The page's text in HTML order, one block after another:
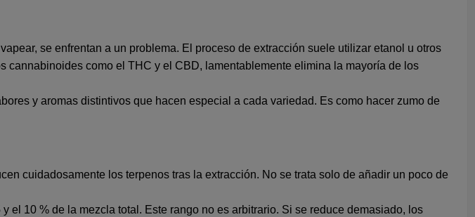
se enfrentan a un problema. El proceso de extracción suele utilizar etanol u otros
como el THC y el CBD, lamentablemente elimina la mayoría de los
y aromas distintivos que hacen especial a cada variedad. Es como hacer zumo de
cuidadosamente los terpenos tras la extracción. No se trata solo de añadir un poco de
el 10 % de la mezcla total. Este rango no es arbitrario. Si se reduce demasiado, los